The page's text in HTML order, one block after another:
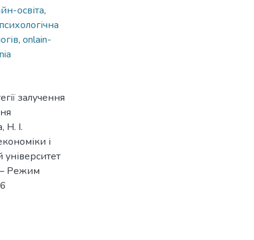
освіта,
психологічна
, onlain-
залучення
Н. І.
і
університет
– Режим